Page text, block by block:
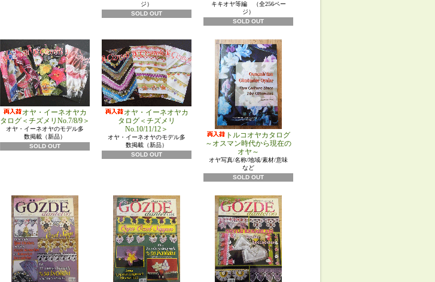
ジ）
SOLD OUT
キキオヤ等編 （全256ペー
ジ）
SOLD OUT
オヤ・イーネオヤカ
タログ＜チズメリNo.7/8/9＞
オヤ・イーネオヤのモデル多
数掲載（新品）
SOLD OUT
オヤ・イーネオヤカ
タログ＜チズメリ
No.10/11/12＞
オヤ・イーネオヤのモデル多
数掲載（新品）
SOLD OUT
トルコオヤカタログ
～オスマン時代から現在の
オヤ～
オヤ写真/名称/地域/素材/意味
など
SOLD OUT